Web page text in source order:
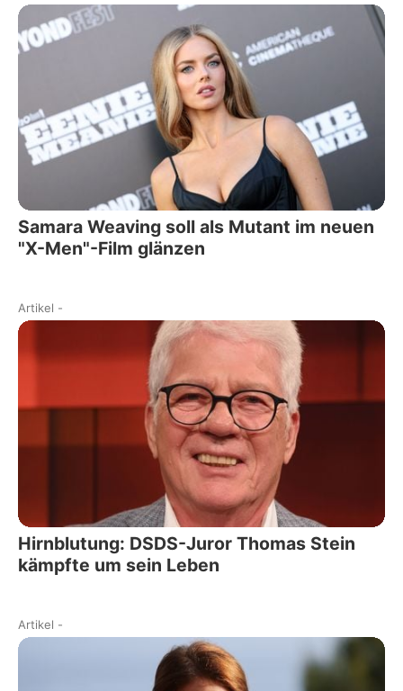
Samara Weaving soll als Mutant im neuen
"X-Men"-Film glänzen
Artikel -
Hirnblutung: DSDS-Juror Thomas Stein
kämpfte um sein Leben
Artikel -